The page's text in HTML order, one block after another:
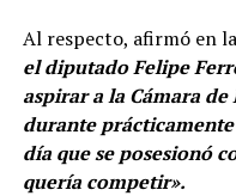
Al respecto, afirmó en
el diputado Felipe
aspirar a la Cámara
durante
día que se posesionó
quería competir».